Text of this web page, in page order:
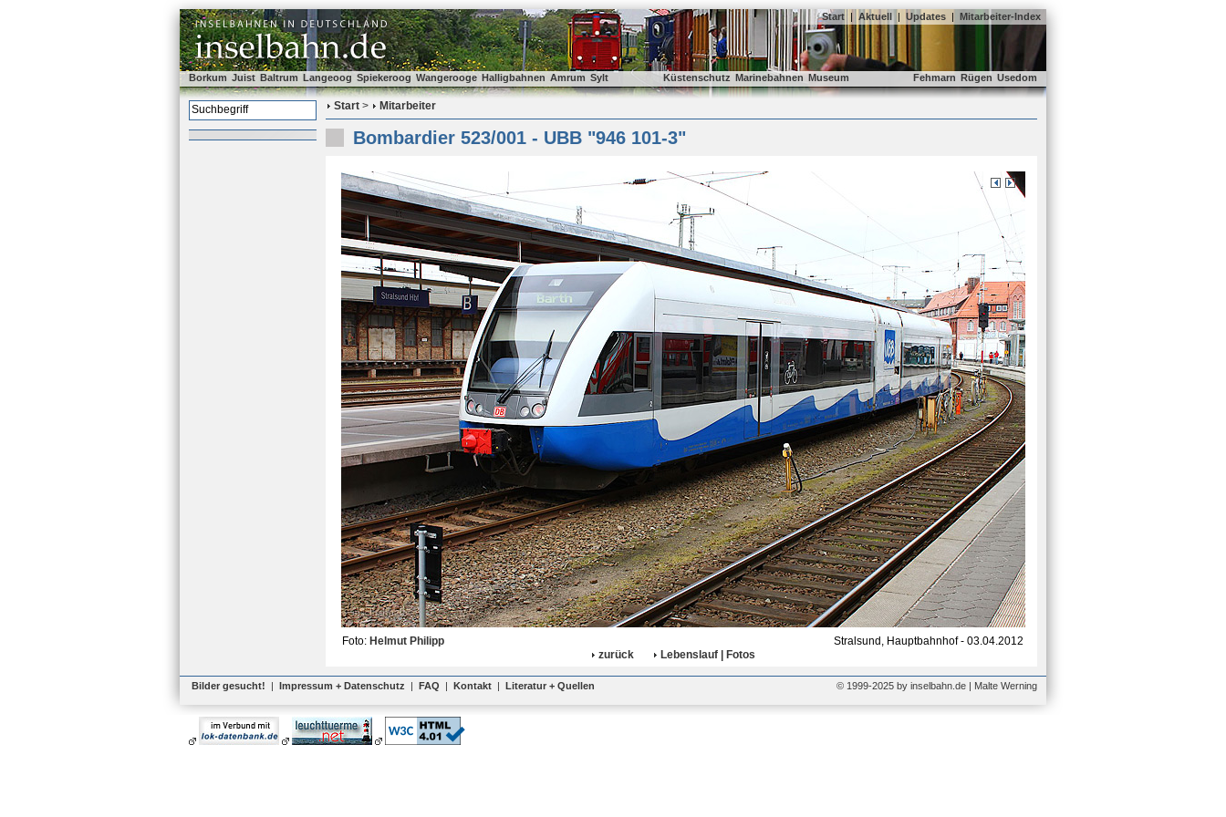
Start | Aktuell | Updates | Mitarbeiter-Index
Borkum Juist Baltrum Langeoog Spiekeroog Wangerooge Halligbahnen Amrum Sylt Küstenschutz Marinebahnen Museum Fehmarn Rügen Usedom
Start > Mitarbeiter
Bombardier 523/001 - UBB "946 101-3"
Foto: Helmut Philipp
Stralsund, Hauptbahnhof - 03.04.2012
zurück
Lebenslauf | Fotos
Bilder gesucht! | Impressum + Datenschutz | FAQ | Kontakt | Literatur + Quellen © 1999-2025 by inselbahn.de | Malte Werning